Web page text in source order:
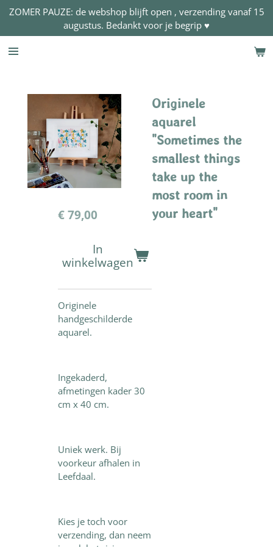
Ga
naar
de
ZOMER PAUZE: de webshop blijft open , verzending vanaf 15
augustus. Bedankt voor je begrip ♥
Originele
aquarel
"Sometimes the
smallest things
take up the
most room in
your heart"
€ 79,00
In
winkelwagen
Originele
handgeschilderde
aquarel.
Ingekaderd,
afmetingen kader 30
cm x 40 cm.
Uniek werk. Bij
voorkeur afhalen in
Leefdaal.
Kies je toch voor
verzending, dan neem